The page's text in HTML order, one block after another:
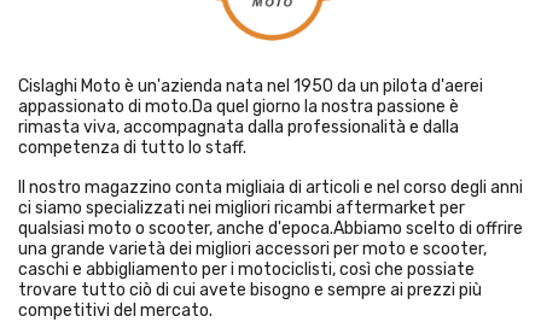
Cislaghi Moto è un'azienda nata nel 1950 da un pilota d'aerei
appassionato di moto.Da quel giorno la nostra passione è
rimasta viva, accompagnata dalla professionalità e dalla
competenza di tutto lo staff.
Il nostro magazzino conta migliaia di articoli e nel corso degli anni
ci siamo specializzati nei migliori ricambi aftermarket per
qualsiasi moto o scooter, anche d'epoca.Abbiamo scelto di offrire
una grande varietà dei migliori accessori per moto e scooter,
caschi e abbigliamento per i motociclisti, così che possiate
trovare tutto ciò di cui avete bisogno e sempre ai prezzi più
competitivi del mercato.